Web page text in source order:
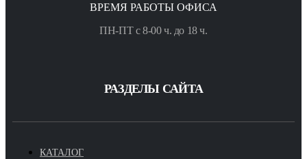
ВРЕМЯ РАБОТЫ ОФИСА
ПН-ПТ с 8-00 ч. до 18 ч.
РАЗДЕЛЫ САЙТА
КАТАЛОГ